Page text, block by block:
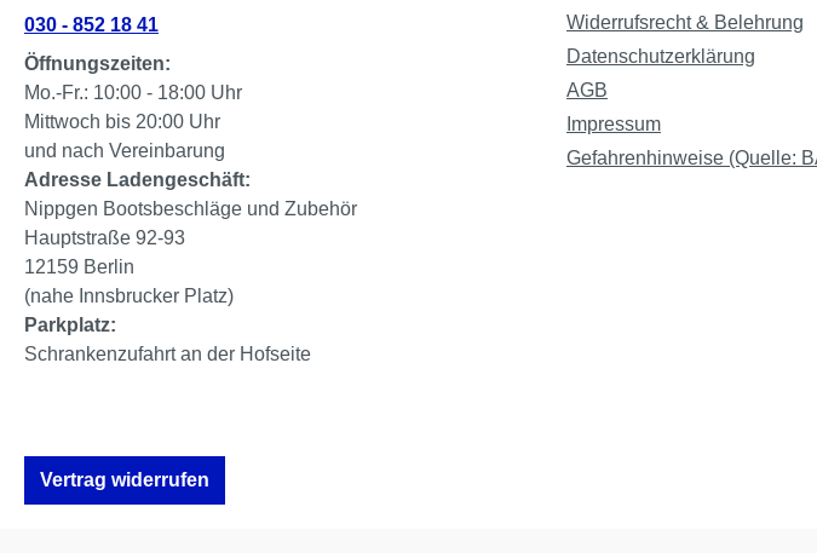
030 - 852 18 41
Öffnungszeiten:
Mo.-Fr.: 10:00 - 18:00 Uhr
Mittwoch bis 20:00 Uhr
und nach Vereinbarung
Adresse Ladengeschäft:
Nippgen Bootsbeschläge und Zubehör
Hauptstraße 92-93
12159 Berlin
(nahe Innsbrucker Platz)
Parkplatz:
Schrankenzufahrt an der Hofseite
Vertrag widerrufen
Widerrufsrecht & Belehrung
Datenschutzerklärung
AGB
Impressum
Gefahrenhinweise (Quelle: